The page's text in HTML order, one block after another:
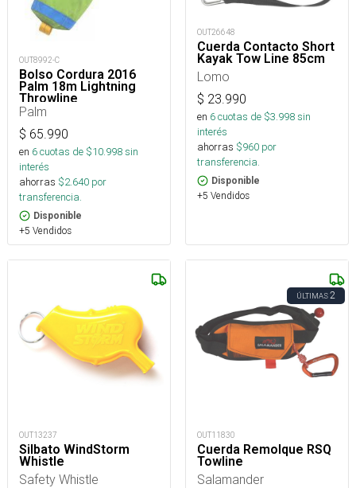
OUT8992-C
Bolso Cordura 2016
Palm 18m Lightning
Throwline
Palm
$ 65.990
en 6cuotas de $10.998sin
interés
ahorras $2.640 por
transferencia.
Disponible
+5 Vendidos
OUT26648
Cuerda Contacto Short
Kayak Tow Line 85cm
Lomo
$ 23.990
en 6cuotas de $3.998sin
interés
ahorras $960 por
transferencia.
Disponible
+5 Vendidos
OUT13237
Silbato WindStorm
Whistle
Safety Whistle
ÚLTIMAS2
OUT11830
Cuerda Remolque RSQ
Towline
Salamander